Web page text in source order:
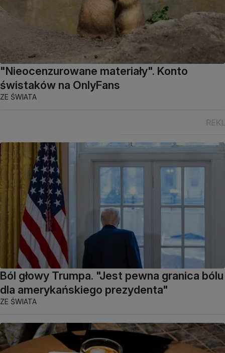
"Nieocenzurowane materiały". Konto
świstaków na OnlyFans
ZE ŚWIATA
Ból głowy Trumpa. "Jest pewna granica bólu
dla amerykańskiego prezydenta"
ZE ŚWIATA